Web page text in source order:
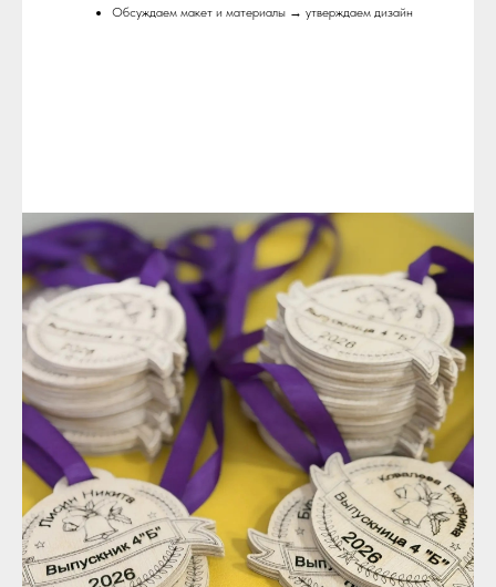
Обсуждаем макет и материалы → утверждаем дизайн